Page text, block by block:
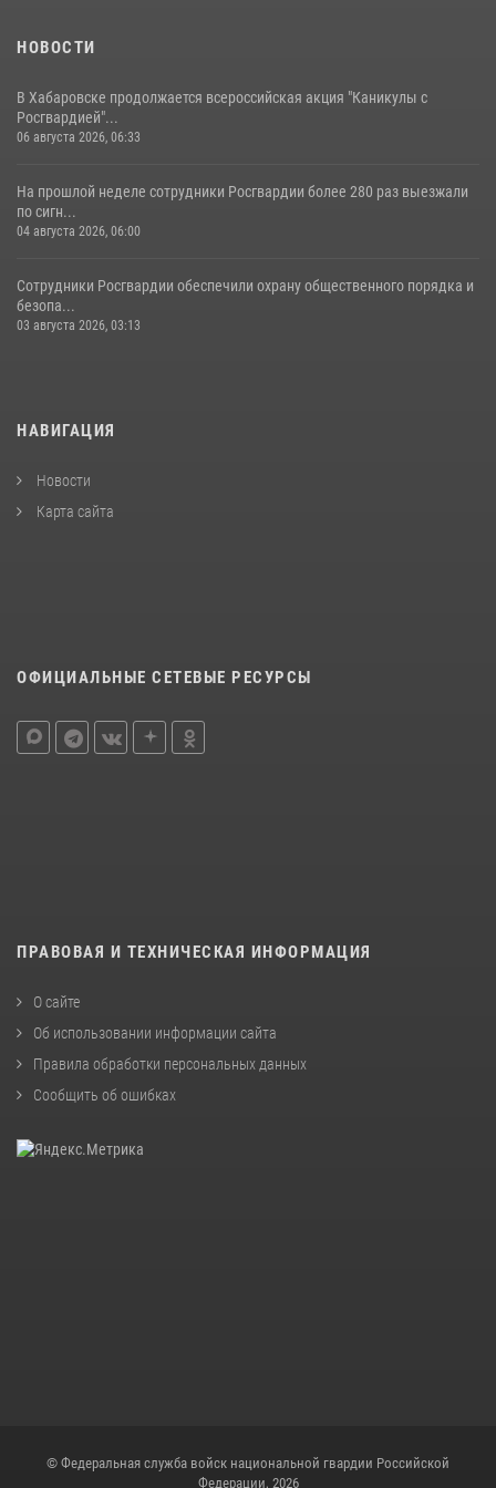
НОВОСТИ
В Хабаровске продолжается всероссийская акция "Каникулы с
Росгвардией"...
06 августа 2026, 06:33
На прошлой неделе сотрудники Росгвардии более 280 раз выезжали
по сигн...
04 августа 2026, 06:00
Сотрудники Росгвардии обеспечили охрану общественного порядка и
безопа...
03 августа 2026, 03:13
НАВИГАЦИЯ
Новости
Карта сайта
ОФИЦИАЛЬНЫЕ СЕТЕВЫЕ РЕСУРСЫ
ПРАВОВАЯ И ТЕХНИЧЕСКАЯ ИНФОРМАЦИЯ
О сайте
Об использовании информации сайта
Правила обработки персональных данных
Сообщить об ошибках
© Федеральная служба войск национальной гвардии Российской
Федерации, 2026